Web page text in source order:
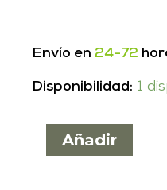
Envío en 24-72
Disponibilidad: 1
Añadir